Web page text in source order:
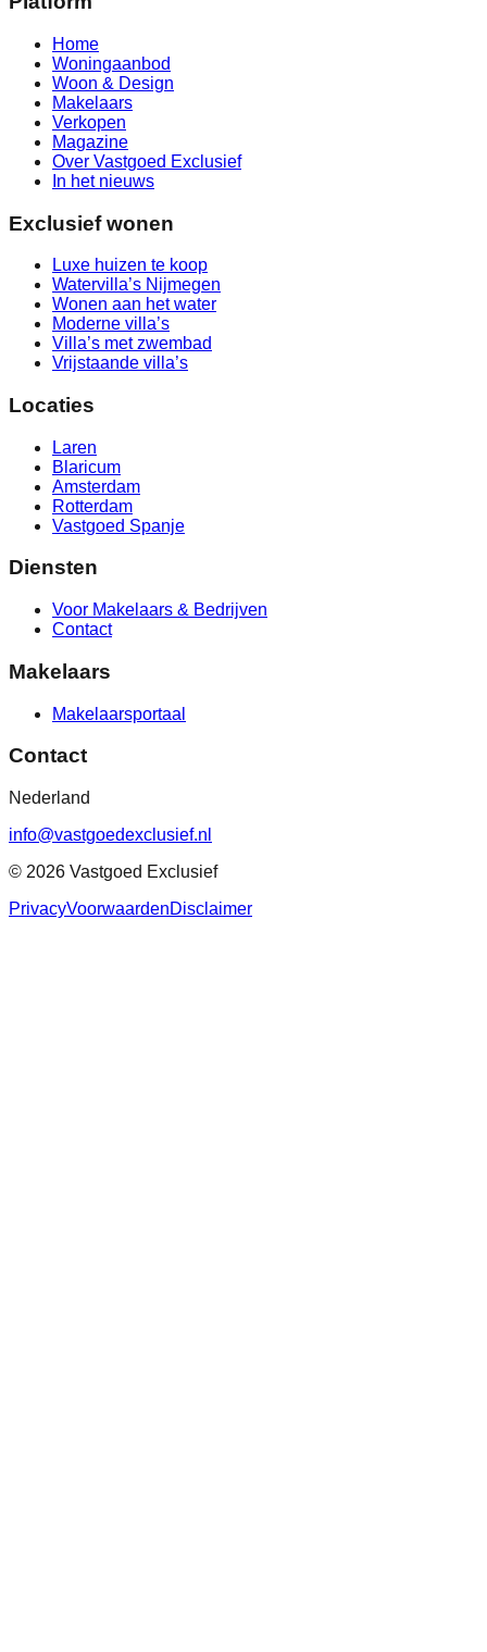
Home
Woningaanbod
Woon & Design
Makelaars
Verkopen
Magazine
Over Vastgoed Exclusief
In het nieuws
Exclusief wonen
Luxe huizen te koop
Watervilla’s Nijmegen
Wonen aan het water
Moderne villa’s
Villa’s met zwembad
Vrijstaande villa’s
Locaties
Laren
Blaricum
Amsterdam
Rotterdam
Vastgoed Spanje
Diensten
Voor Makelaars & Bedrijven
Contact
Makelaars
Makelaarsportaal
Contact
Nederland
info@vastgoedexclusief.nl
© 2026 Vastgoed Exclusief
PrivacyVoorwaardenDisclaimer